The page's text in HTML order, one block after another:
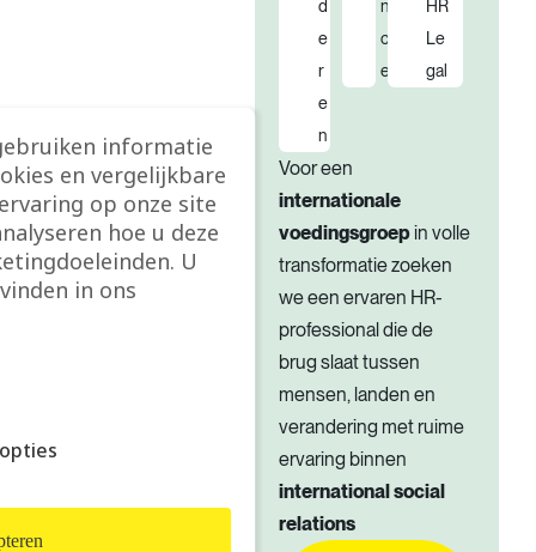
d
e
r
e
n
n
c
e
HR
Le
gal
Voor een
internationale
voedingsgroepin volle
transformatie zoeken
we een ervaren HR-
professional die de
brug slaat tussen
mensen, landen en
verandering met ruime
ervaring binnen
international social
relations
informatie
en vergelijkbare
op onze site
hoe u deze
U
in ons